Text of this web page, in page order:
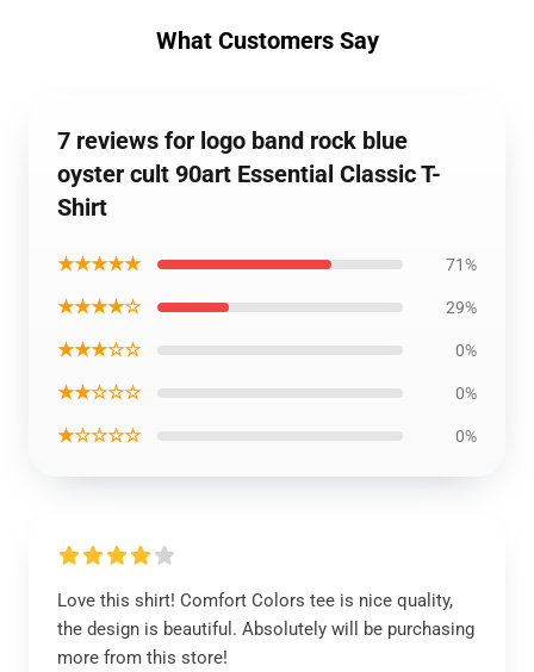
What Customers Say
7 reviews for logo band rock blue
oyster cult 90art Essential Classic T-
Shirt
★★★★★ 71%
★★★★☆ 29%
★★★☆☆ 0%
★★☆☆☆ 0%
★☆☆☆☆ 0%
Love this shirt! Comfort Colors tee is nice quality,
the design is beautiful. Absolutely will be purchasing
more from this store!